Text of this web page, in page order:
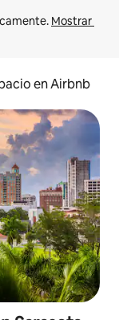
Mostrar
en Airbnb